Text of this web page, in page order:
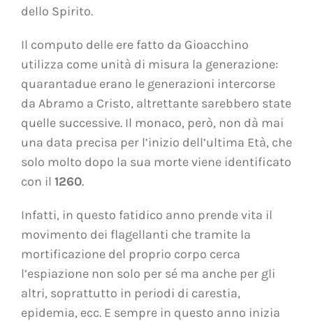
dello Spirito.
Il computo delle ere fatto da Gioacchino
utilizza come unità di misura la generazione:
quarantadue erano le generazioni intercorse
da Abramo a Cristo, altrettante sarebbero state
quelle successive. Il monaco, però, non dà mai
una data precisa per l’inizio dell’ultima Età, che
solo molto dopo la sua morte viene identificato
con il 1260.
Infatti, in questo fatidico anno prende vita il
movimento dei flagellanti che tramite la
mortificazione del proprio corpo cerca
l’espiazione non solo per sé ma anche per gli
altri, soprattutto in periodi di carestia,
epidemia, ecc. E sempre in questo anno inizia